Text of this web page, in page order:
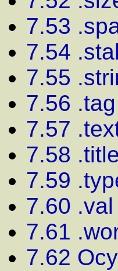
7.53
7.54
7.55
7.56
7.57
7.58
7.59
7.60
7.61
7.62